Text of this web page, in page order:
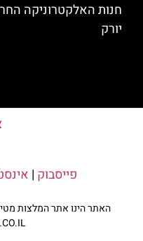
יורק
פייסבוק |
האתר הינו אתר המלצות